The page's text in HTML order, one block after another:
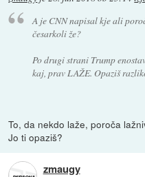
A je CNN napisal kje ali
česarkoli že?
Po drugi strani Trump
kaj, prav LAŽE. Opaziš
To, da nekdo laže, poroča
Jo ti opaziš?
zmaugy